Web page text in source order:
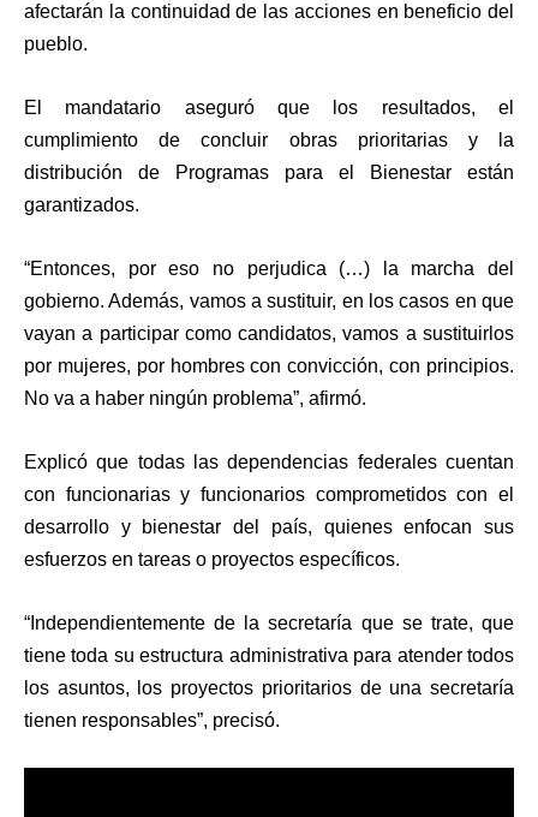
afectarán la continuidad de las acciones en beneficio del
pueblo.
El mandatario aseguró que los resultados, el
cumplimiento de concluir obras prioritarias y la
distribución de Programas para el Bienestar están
garantizados.
“Entonces, por eso no perjudica (…) la marcha del
gobierno. Además, vamos a sustituir, en los casos en que
vayan a participar como candidatos, vamos a sustituirlos
por mujeres, por hombres con convicción, con principios.
No va a haber ningún problema”, afirmó.
Explicó que todas las dependencias federales cuentan
con funcionarias y funcionarios comprometidos con el
desarrollo y bienestar del país, quienes enfocan sus
esfuerzos en tareas o proyectos específicos.
“Independientemente de la secretaría que se trate, que
tiene toda su estructura administrativa para atender todos
los asuntos, los proyectos prioritarios de una secretaría
tienen responsables”, precisó.